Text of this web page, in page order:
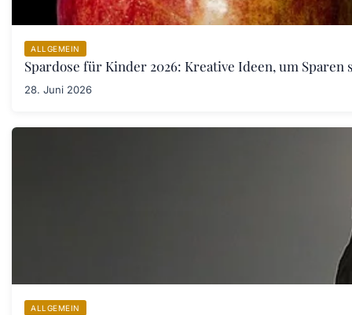
ALLGEMEIN
Spardose für Kinder 2026: Kreative Ideen, um
28. Juni 2026
ALLGEMEIN